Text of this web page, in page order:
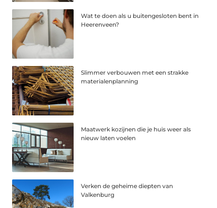
Wat te doen als u buitengesloten bent in
Heerenveen?
Slimmer verbouwen met een strakke
materialenplanning
Maatwerk kozijnen die je huis weer als
nieuw laten voelen
Verken de geheime diepten van
Valkenburg